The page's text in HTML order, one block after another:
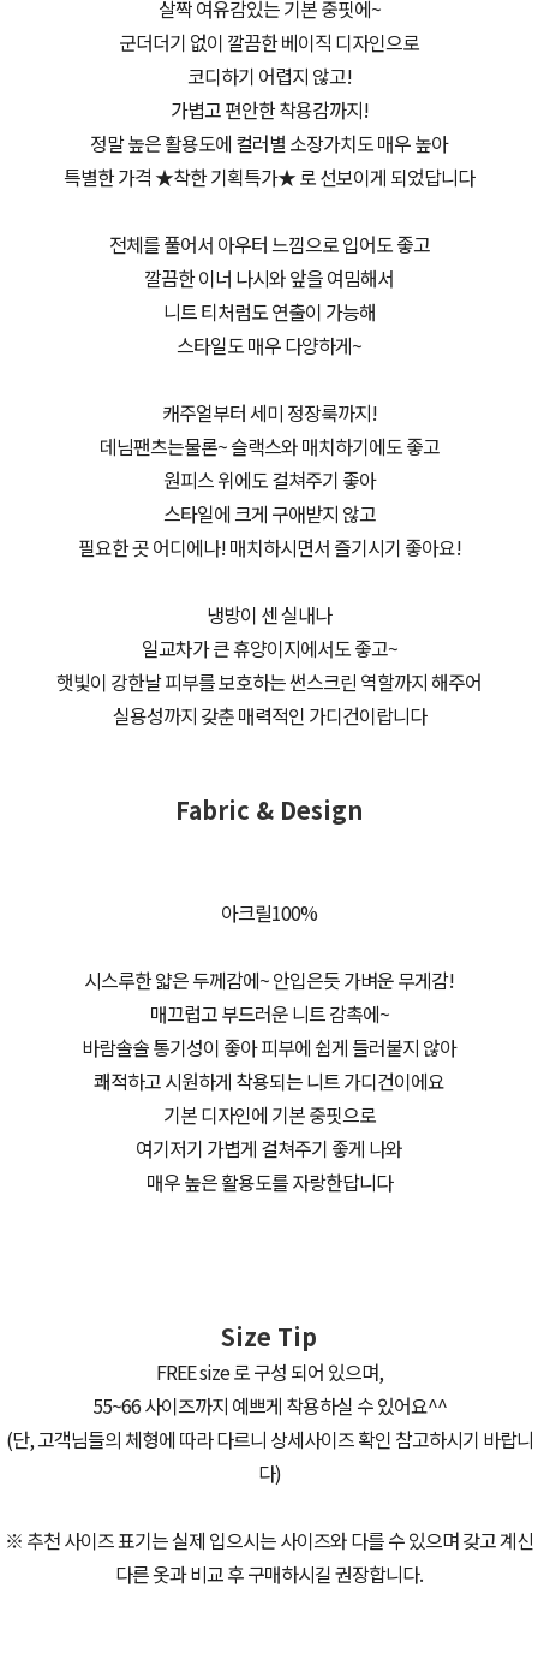
살짝 여유감있는 기본 중핏에~
군더더기 없이 깔끔한 베이직 디자인으로
코디하기 어렵지 않고!
가볍고 편안한 착용감까지!
정말 높은 활용도에 컬러별 소장가치도 매우 높아
특별한 가격 ★착한 기획특가★ 로 선보이게 되었답니다
전체를 풀어서 아우터 느낌으로 입어도 좋고
깔끔한 이너 나시와 앞을 여밈해서
니트 티처럼도 연출이 가능해
스타일도 매우 다양하게~
캐주얼부터 세미 정장룩까지!
데님팬츠는물론~ 슬랙스와 매치하기에도 좋고
원피스 위에도 걸쳐주기 좋아
스타일에 크게 구애받지 않고
필요한 곳 어디에나! 매치하시면서 즐기시기 좋아요!
냉방이 센 실내나
일교차가 큰 휴양이지에서도 좋고~
햇빛이 강한날 피부를 보호하는 썬스크린 역할까지 해주어
실용성까지 갖춘 매력적인 가디건이랍니다
Fabric & Design
아크릴100%
시스루한 얇은 두께감에~ 안입은듯 가벼운 무게감!
매끄럽고 부드러운 니트 감촉에~
바람솔솔 통기성이 좋아 피부에 쉽게 들러붙지 않아
쾌적하고 시원하게 착용되는 니트 가디건이에요
기본 디자인에 기본 중핏으로
여기저기 가볍게 걸쳐주기 좋게 나와
매우 높은 활용도를 자랑한답니다
Size Tip
FREE size 로 구성 되어 있으며,
55~66 사이즈까지 예쁘게 착용하실 수 있어요^^
(단, 고객님들의 체형에 따라 다르니 상세사이즈 확인 참고하시기 바랍니
다)
※ 추천 사이즈 표기는 실제 입으시는 사이즈와 다를 수 있으며 갖고 계신
다른 옷과 비교 후 구매하시길 권장합니다.